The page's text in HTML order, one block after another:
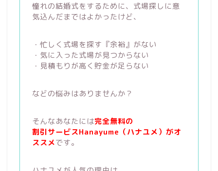
憧れの結婚式をするために、式場探しに意
気込んだまではよかったけど、
・忙しく式場を探す『余裕』がない
・気に入った式場が見つからない
・見積もりが高く貯金が足らない
などの悩みはありませんか？
そんなあなたには完全無料の
割引サービスHanayume（ハナユメ）がオ
ススメです。